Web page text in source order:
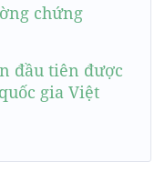
chứng
đầu tiên được
gia Việt